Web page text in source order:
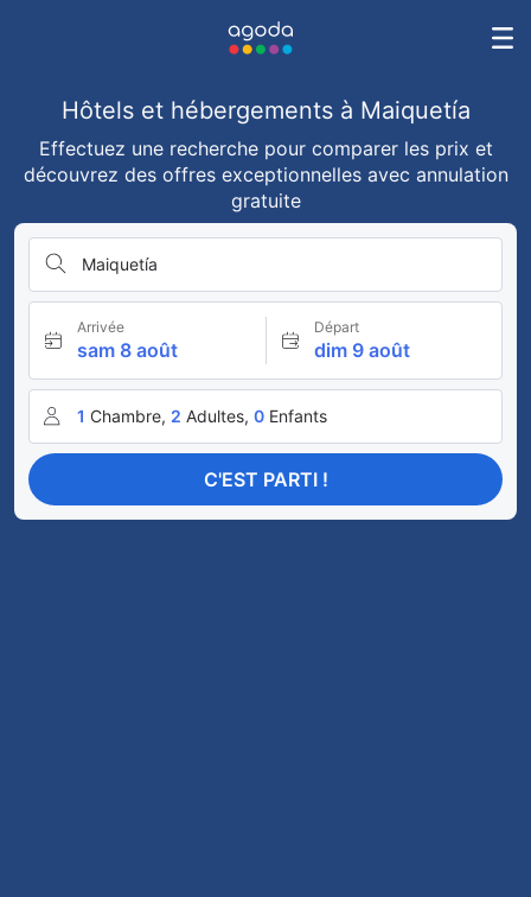
Hôtels et hébergements à Maiquetía
Effectuez une recherche pour comparer les prix et
découvrez des offres exceptionnelles avec annulation
gratuite
Maiquetía
Arrivée
sam 8 août
Départ
dim 9 août
1 Chambre, 2 Adultes, 0 Enfants
C'EST PARTI !